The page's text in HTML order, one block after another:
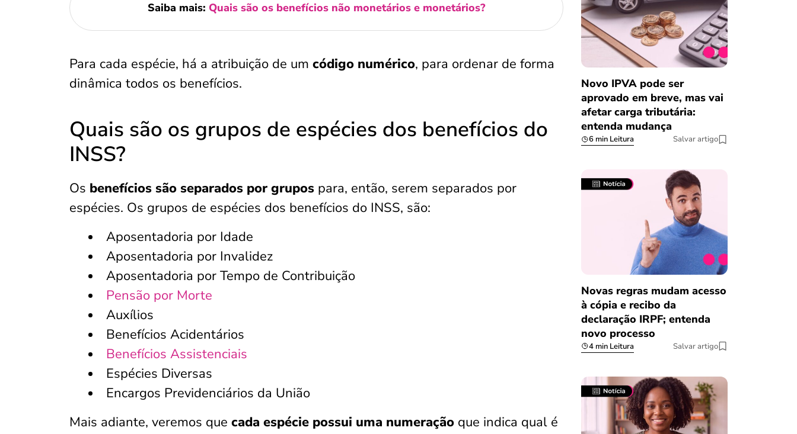
Saiba mais: Quais são os benefícios não monetários e monetários?
Para cada espécie, há a atribuição de um código numérico, para ordenar de forma
dinâmica todos os benefícios.
Quais são os grupos de espécies dos benefícios do
INSS?
Os benefícios são separados por grupos para, então, serem separados por
espécies. Os grupos de espécies dos benefícios do INSS, são:
Aposentadoria por Idade
Aposentadoria por Invalidez
Aposentadoria por Tempo de Contribuição
Pensão por Morte
Auxílios
Benefícios Acidentários
Benefícios Assistenciais
Espécies Diversas
Encargos Previdenciários da União
Mais adiante, veremos que cada espécie possui uma numeração que indica qual é
Novo IPVA pode ser
aprovado em breve, mas vai
afetar carga tributária:
entenda mudança
6 min Leitura Salvar artigo
Novas regras mudam acesso
à cópia e recibo da
declaração IRPF; entenda
novo processo
4 min Leitura Salvar artigo